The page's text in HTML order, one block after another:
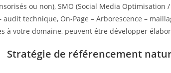
ou non), SMO (Social Media
technique, On-Page – Arborescence –
à votre domaine, peuvent être développer
Stratégie de référencement